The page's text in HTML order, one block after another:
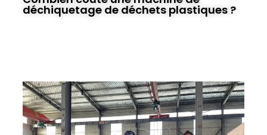
déchiquetage de déchets plastiques ?